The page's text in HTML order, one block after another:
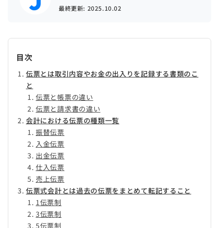
最終更新: 2025.10.02
目次
伝票とは取引内容やお金の出入りを記録する書類のこ
と
伝票と帳票の違い
伝票と請求書の違い
会計における伝票の種類一覧
振替伝票
入金伝票
出金伝票
仕入伝票
売上伝票
伝票式会計とは過去の伝票をまとめて転記すること
1伝票制
3伝票制
5伝票制